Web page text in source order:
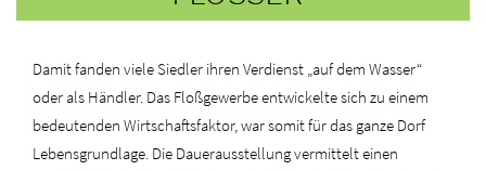
Damit fanden viele Siedler ihren Verdienst „auf dem Wasser“
oder als Händler. Das Floßgewerbe entwickelte sich zu einem
bedeutenden Wirtschaftsfaktor, war somit für das ganze Dorf
Lebensgrundlage. Die Dauerausstellung vermittelt einen